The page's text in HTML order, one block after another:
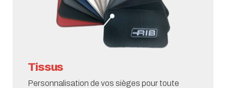
Tissus
Personnalisation de vos sièges pour toute